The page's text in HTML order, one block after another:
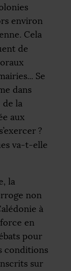
environ
Cela
de
Se
dans
de la
aux
?
va-t-elle
la
non
à
en
pour
conditions
sur